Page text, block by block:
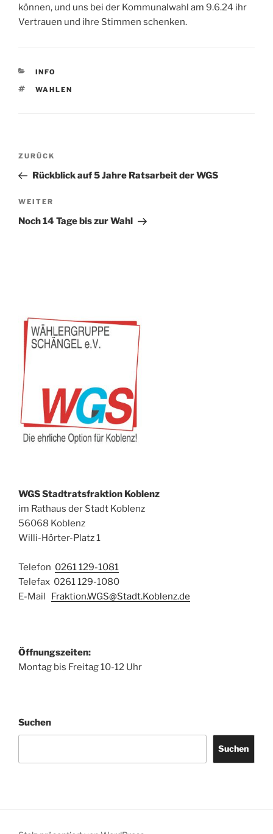
können, und uns bei der Kommunalwahl am 9.6.24 ihr
Vertrauen und ihre Stimmen schenken.
KATEGORIEN
INFO
SCHLAGWÖRTER
WAHLEN
Beitragsnavigation
Vorheriger
Beitrag
ZURÜCK
Rückblick auf 5 Jahre Ratsarbeit der WGS
Nächster
Beitrag
WEITER
Noch 14 Tage bis zur Wahl
WGS Stadtratsfraktion Koblenz
im Rathaus der Stadt Koblenz
56068 Koblenz
Willi-Hörter-Platz 1
Telefon 0261 129-1081
Telefax 0261 129-1080
E-Mail Fraktion.WGS@Stadt.Koblenz.de
Öffnungszeiten:
Montag bis Freitag 10-12 Uhr
Suchen
Suchen